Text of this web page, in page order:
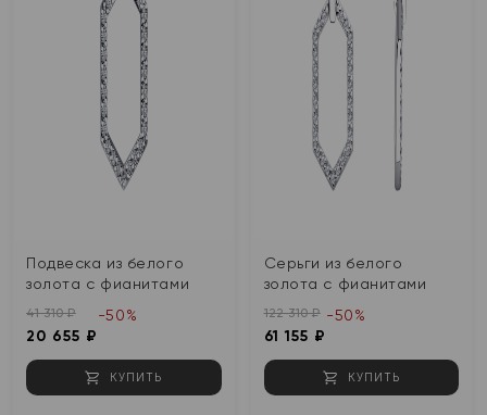
Подвеска из белого
золота с фианитами
41 310 ₽
20 655 ₽
-50%
КУПИТЬ
Серьги из белого
золота с фианитами
122 310 ₽
61 155 ₽
-50%
КУПИТЬ